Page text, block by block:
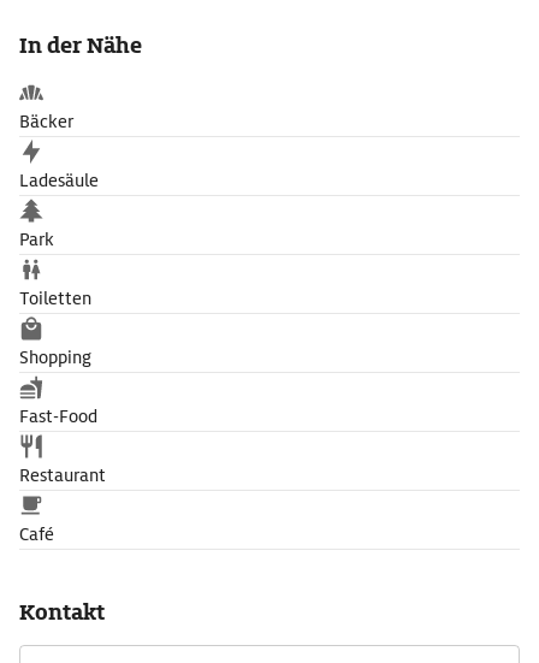
In der Nähe
Bäcker
Ladesäule
Park
Toiletten
Shopping
Fast-Food
Restaurant
Café
Kontakt